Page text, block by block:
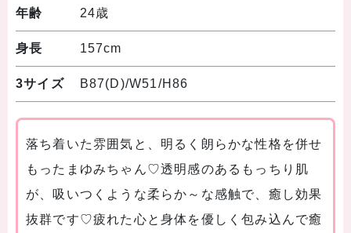
年齢 24歳
身長 157cm
3サイズ B87(D)/W51/H86
落ち着いた雰囲気と、明るく朗らかな性格を併せ
もったまゆみちゃん♡透明感のあるもっちり肌
が、吸いつくような柔らか～な感触で、癒し効果
抜群です♡疲れた心と身体を優しく包み込んで癒